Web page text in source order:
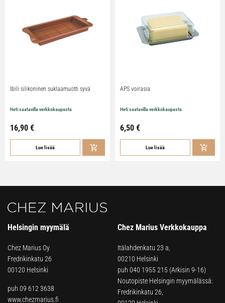
Ibili silikoninen suklaamuotti syvä
Heti saatavilla verkkokaupasta
16,90 €
Lue lisää
APS voirasia
Heti saatavilla verkkokaupasta
6,50 €
Lue lisää
Helsingin myymälä
Chez Marius Oy
Fredrikinkatu 26
00120 Helsinki
puh 09 612 3638
www.chezmarius.fi
Chez Marius Verkkokauppa
Itälahdenkatu 23 a,
00210 Helsinki
puh 040 1955 215 (Arkisin 9-16)
Noutopiste Helsingin myymälässä:
Fredrikinkatu 26,